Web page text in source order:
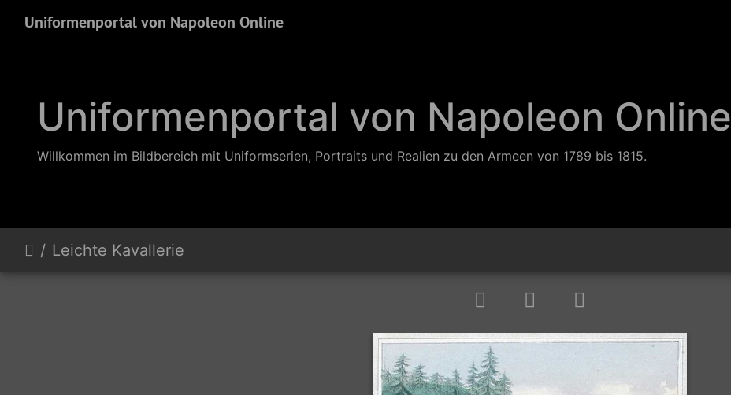
Uniformenportal von Napoleon Online
Uniformenportal von Napoleon Online
Willkommen im Bildbereich mit Uniformserien, Portraits und Realien zu den Armeen von 1789 bis 1815.
Leichte Kavallerie